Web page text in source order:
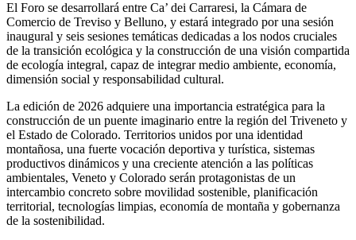
El Foro se desarrollará entre Ca’ dei Carraresi, la Cámara de
Comercio de Treviso y Belluno, y estará integrado por una sesión
inaugural y seis sesiones temáticas dedicadas a los nodos cruciales
de la transición ecológica y la construcción de una visión compartida
de ecología integral, capaz de integrar medio ambiente, economía,
dimensión social y responsabilidad cultural.
La edición de 2026 adquiere una importancia estratégica para la
construcción de un puente imaginario entre la región del Triveneto y
el Estado de Colorado. Territorios unidos por una identidad
montañosa, una fuerte vocación deportiva y turística, sistemas
productivos dinámicos y una creciente atención a las políticas
ambientales, Veneto y Colorado serán protagonistas de un
intercambio concreto sobre movilidad sostenible, planificación
territorial, tecnologías limpias, economía de montaña y gobernanza
de la sostenibilidad.